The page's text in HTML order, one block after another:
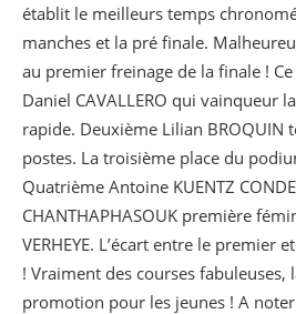
établit le meilleurs temps
manches et la pré finale.
au premier freinage de la finale !
Daniel CAVALLERO qui vainqueur
rapide. Deuxième Lilian BROQUIN
postes. La troisième place du
Quatrième Antoine KUENTZ
CHANTHAPHASOUK première
VERHEYE. L’écart entre le premier
! Vraiment des courses fabuleuses,
promotion pour les jeunes ! A